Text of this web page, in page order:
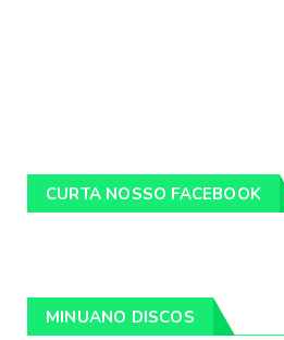
CURTA NOSSO FACEBOOK
MINUANO DISCOS